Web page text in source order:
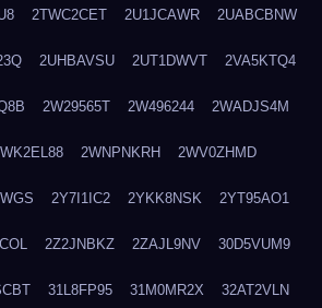
2TWC2CET 2U1JCAWR 2UABCBNW
2UHBAVSU 2UT1DWVT 2VA5KTQ4
2W29565T 2W496244 2WADJS4M
2WNPNKRH 2WV0ZHMD
2Y7I1IC2 2YKK8NSK 2YT95AO1
2Z2JNBKZ 2ZAJL9NV 30D5VUM9
31L8FP95 31M0MR2X 32AT2VLN